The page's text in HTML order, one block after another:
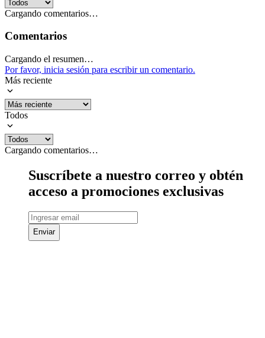
Cargando comentarios…
Comentarios
Cargando el resumen…
Por favor, inicia sesión para escribir un comentario.
Más reciente
Todos
Cargando comentarios…
Suscríbete a nuestro correo y obtén
acceso a promociones exclusivas
Enviar